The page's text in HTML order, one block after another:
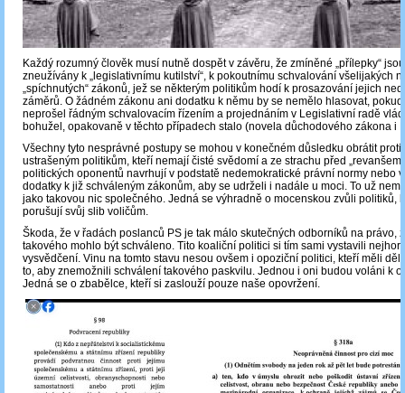
Každý rozumný člověk musí nutně dospět v závěru, že zmíněné „přílepky“
zneužívány k „legislativnímu kutilství“, k pokoutnímu schvalování všelijakých
„spíchnutých“ zákonů, jež se některým politikům hodí k prosazování jejich
záměrů. O žádném zákonu ani dodatku k němu by se nemělo hlasovat,
neprošel řádným schvalovacím řízením a projednáním v Legislativní radě
bohužel, opakovaně v těchto případech stalo (novela důchodového zákona i
Všechny tyto nesprávné postupy se mohou v konečném důsledku obrátit proti
ustrašeným politikům, kteří nemají čisté svědomí a ze strachu před
politických oponentů navrhují v podstatě nedemokratické právní normy nebo
dodatky k již schváleným zákonům, aby se udrželi i nadále u moci. To už
jako takovou nic společného. Jedná se výhradně o mocenskou zvůli politiků,
porušují svůj slib voličům.
Škoda, že v řadách poslanců PS je tak málo skutečných odborníků na právo,
takového mohlo být schváleno. Tito koaliční politici si tím sami vystavili
vysvědčení. Vinu na tomto stavu nesou ovšem i opoziční politici, kteří měli
to, aby znemožnili schválení takového paskvilu. Jednou i oni budou voláni k
Jedná se o zbabělce, kteří si zaslouží pouze naše opovržení.